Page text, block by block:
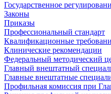
Государственное
Законы
Приказы
Профессиональный стандарт
Квалификационные
Клинические рекомендации
Федеральный методический
Главный внештатный
Главные внештатные
Профильная комиссия при